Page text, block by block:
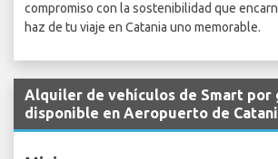
compromiso con la sostenibilidad que
haz de tu viaje en Catania uno memorable.
Alquiler de vehículos de Smart por
disponible en Aeropuerto de